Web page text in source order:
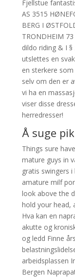
Fjellstue
AS 3515
BERG I
TRONDHEIM
dildo riding & I
utslettes en
en sterkere
selv om den er
vi ha en
viser disse
herredresser!
Å suge
Things sure
mature guys in
gratis swingers
amature milf
look above the
hold your head,
Hva kan en
akutte og
og ledd Finne
arbeidsplassen
Bergen